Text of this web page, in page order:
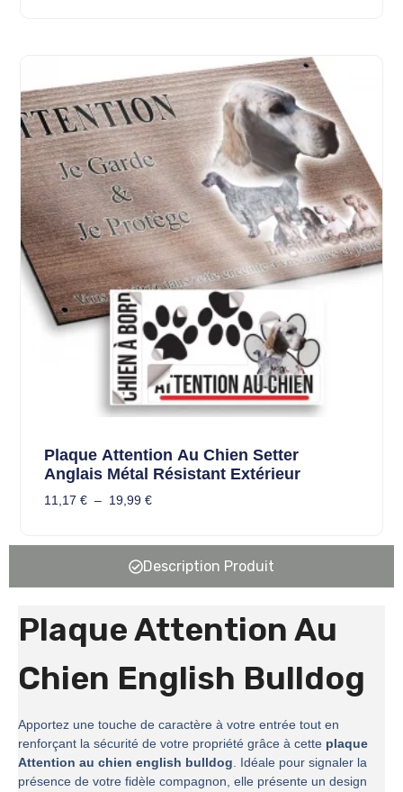
Plaque Attention Au Chien Setter
Anglais Métal Résistant Extérieur
11,17 € – 19,99 €
Description Produit
Plaque Attention Au
Chien English Bulldog
Apportez une touche de caractère à votre entrée tout en
renforçant la sécurité de votre propriété grâce à cette plaque
Attention au chien english bulldog. Idéale pour signaler la
présence de votre fidèle compagnon, elle présente un design